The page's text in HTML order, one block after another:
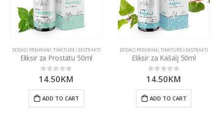
DODACI PREHRANI TINKTURE I EKSTRAKTI
Eliksir za Prostatu 50ml
0 out of 5
14.50KM
ADD TO CART
DODACI PREHRANI TINKTURE I EKSTRAKTI
Eliksir za Kašalj 50ml
0 out of 5
14.50KM
ADD TO CART